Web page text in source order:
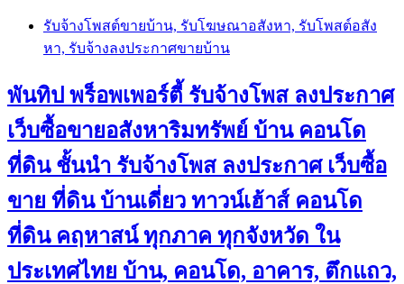
Skip
content
รับจ้างโพสต์ขายบ้าน, รับโฆษณาอสังหา, รับโพสต์อสัง
หา, รับจ้างลงประกาศขายบ้าน
พันทิป พร็อพเพอร์ตี้ รับจ้างโพส ลงประกาศ
เว็บซื้อขายอสังหาริมทรัพย์ บ้าน คอนโด
ที่ดิน ชั้นนำ รับจ้างโพส ลงประกาศ เว็บซื้อ
ขาย ที่ดิน บ้านเดี่ยว ทาวน์เฮ้าส์ คอนโด
ที่ดิน คฤหาสน์ ทุกภาค ทุกจังหวัด ใน
ประเทศไทย บ้าน, คอนโด, อาคาร, ตึกแถว,